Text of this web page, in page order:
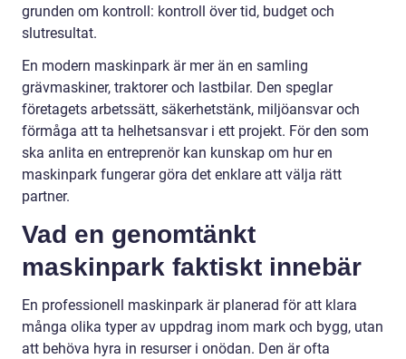
grunden om kontroll: kontroll över tid, budget och
slutresultat.
En modern maskinpark är mer än en samling
grävmaskiner, traktorer och lastbilar. Den speglar
företagets arbetssätt, säkerhetstänk, miljöansvar och
förmåga att ta helhetsansvar i ett projekt. För den som
ska anlita en entreprenör kan kunskap om hur en
maskinpark fungerar göra det enklare att välja rätt
partner.
Vad en genomtänkt
maskinpark faktiskt innebär
En professionell maskinpark är planerad för att klara
många olika typer av uppdrag inom mark och bygg, utan
att behöva hyra in resurser i onödan. Den är ofta